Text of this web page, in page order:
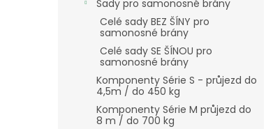
Sady pro samonosné brány
Celé sady BEZ ŠÍNY pro
samonosné brány
Celé sady SE ŠÍNOU pro
samonosné brány
Komponenty Série S - průjezd do
4,5m / do 450 kg
Komponenty Série M průjezd do
8 m / do 700 kg